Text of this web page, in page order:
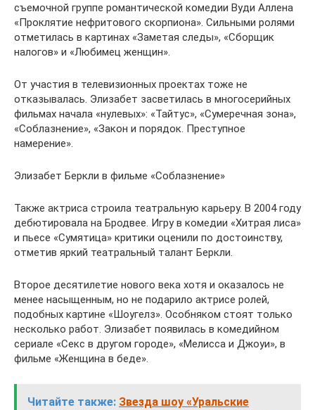
съемочной группе романтической комедии Вуди Аллена
«Проклятие нефритового скорпиона». Сильными ролями
отметилась в картинах «Заметая следы», «Сборщик
налогов» и «Любимец женщин».
От участия в телевизионных проектах тоже не
отказывалась. Элизабет засветилась в многосерийных
фильмах начала «нулевых»: «Тайтус», «Сумеречная зона»,
«Соблазнение», «Закон и порядок. Преступное
намерение».
Элизабет Беркли в фильме «Соблазнение»
Также актриса строила театральную карьеру. В 2004 году
дебютировала на Бродвее. Игру в комедии «Хитрая лиса»
и пьесе «Сумятица» критики оценили по достоинству,
отметив яркий театральный талант Беркли.
Второе десятилетие нового века хотя и оказалось не
менее насыщенным, но не подарило актрисе ролей,
подобных картине «Шоугелз». Особняком стоят только
несколько работ. Элизабет появилась в комедийном
сериале «Секс в другом городе», «Мелисса и Джоуи», в
фильме «Женщина в беде».
Читайте также: Звезда шоу «Уральские